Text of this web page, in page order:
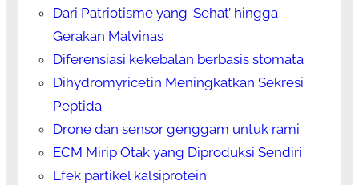
Dari Patriotisme yang ‘Sehat’ hingga
Gerakan Malvinas
Diferensiasi kekebalan berbasis stomata
Dihydromyricetin Meningkatkan Sekresi
Peptida
Drone dan sensor genggam untuk rami
ECM Mirip Otak yang Diproduksi Sendiri
Efek partikel kalsiprotein